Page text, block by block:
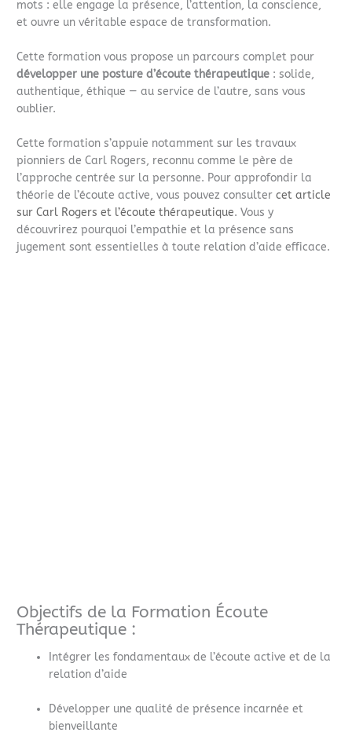
mots : elle engage la présence, l’attention, la conscience,
et ouvre un véritable espace de transformation.
Cette formation vous propose un parcours complet pour
développer une posture d’écoute thérapeutique : solide,
authentique, éthique — au service de l’autre, sans vous
oublier.
Cette formation s’appuie notamment sur les travaux
pionniers de Carl Rogers, reconnu comme le père de
l’approche centrée sur la personne. Pour approfondir la
théorie de l’écoute active, vous pouvez consultercet article
sur Carl Rogers et l’écoute thérapeutique. Vous y
découvrirez pourquoi l’empathie et la présence sans
jugement sont essentielles à toute relation d’aide efficace.
Objectifs de la Formation Écoute
Thérapeutique :
Intégrer les fondamentaux de l’écoute active et de la
relation d’aide
Développer une qualité de présence incarnée et
bienveillante